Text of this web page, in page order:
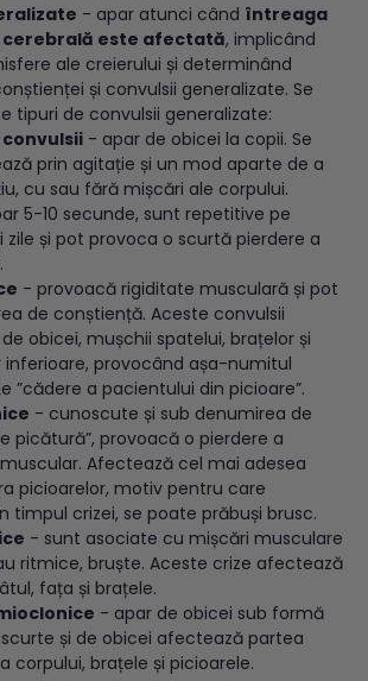
- apar atunci când întreaga
este afectată, implicând
ale creierului și determinând
și convulsii generalizate. Se
tipuri de convulsii generalizate:
- apar de obicei la copii. Se
prin agitație și un mod aparte de a
cu sau fără mișcări ale corpului.
5-10 secunde, sunt repetitive pe
zile și pot provoca o scurtă pierdere a
- provoacă rigiditate musculară și pot
de conștiență. Aceste convulsii
obicei, mușchii spatelui, brațelor și
provocând așa-numitul
”cădere a pacientului din picioare”.
- cunoscute și sub denumirea de
picătură”, provoacă o pierdere a
Afectează cel mai adesea
picioarelor, motiv pentru care
timpul crizei, se poate prăbuși brusc.
- sunt asociate cu mișcări musculare
ritmice, bruște. Aceste crize afectează
fața și brațele.
- apar de obicei sub formă
și de obicei afectează partea
corpului, brațele și picioarele.